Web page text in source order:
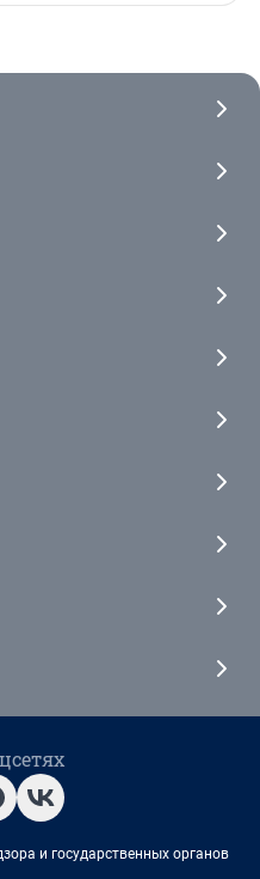
и государственных органов